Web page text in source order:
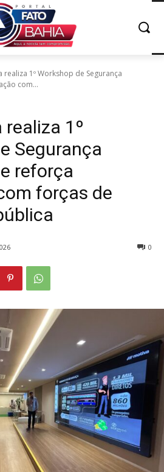
realiza 1º Workshop de Segurança
com...
realiza 1º
Segurança
reforça
forças de
0